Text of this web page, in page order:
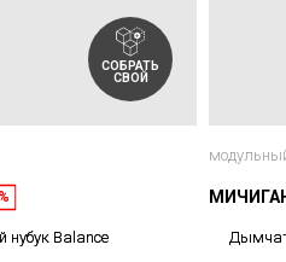
СОБРАТЬ
СВОЙ
нубук Balance